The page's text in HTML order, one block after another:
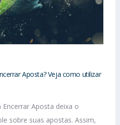
Aposta? Veja como utilizar
Aposta deixa o
sobre suas apostas. Assim,